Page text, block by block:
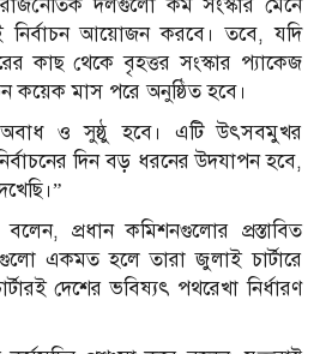
রাজনৈতিক দলগুলো কম সংস্কার মেনে
নির্বাচন আয়োজন করবে। তবে, যদি
কাছ থেকে বৃহত্তর সংস্কার প্যাকেজ
কয়েক মাস পরে অনুষ্ঠিত হবে।
অবাধ ও সুষ্ঠু হবে। এটি উৎসবমুখর
দিন বড় ধরনের উদযাপন হবে,
প্রধান কমিশনগুলোর প্রস্তাবিত
একমত হলে তারা জুলাই চার্টারে
দেশের ভবিষ্যৎ পথরেখা নির্ধারণ